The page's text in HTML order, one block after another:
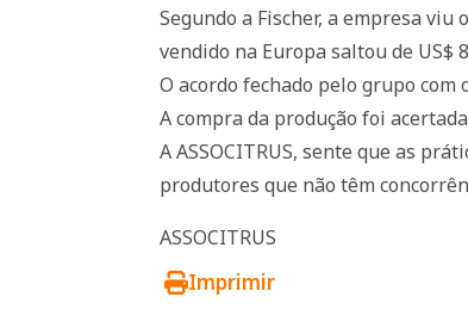
Segundo a Fischer, a empresa
vendido na Europa saltou de US$
O acordo fechado pelo grupo
A compra da produção foi
A ASSOCITRUS, sente que as
produtores que não têm
ASSOCITRUS
Imprimir